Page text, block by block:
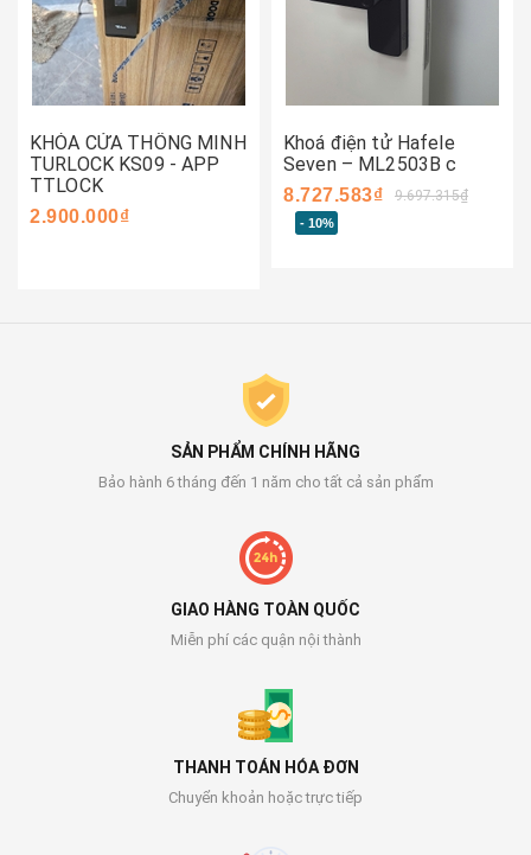
KHÓA CỬA THÔNG MINH
TURLOCK KS09 - APP
TTLOCK
2.900.000₫
Khoá điện tử Hafele
Seven – ML2503B c
8.727.583₫ 9.697.315₫
- 10%
SẢN PHẨM CHÍNH HÃNG
Bảo hành 6 tháng đến 1 năm cho tất cả sản phẩm
GIAO HÀNG TOÀN QUỐC
Miễn phí các quận nội thành
THANH TOÁN HÓA ĐƠN
Chuyển khoản hoặc trực tiếp